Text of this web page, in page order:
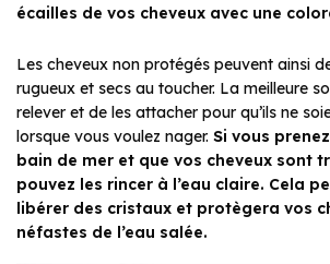
écailles de vos cheveux avec une
Les cheveux non protégés peuvent ainsi
rugueux et secs au toucher. La meilleure
relever et de les attacher pour qu’ils ne
lorsque vous voulez nager. Si vous
bain de mer et que vos cheveux sont
pouvez les rincer à l’eau claire. Cela
libérer des cristaux et protègera vos
néfastes de l’eau salée.